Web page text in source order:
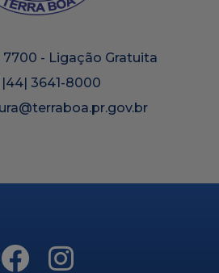
7700 - Ligação Gratuita
|44| 3641-8000